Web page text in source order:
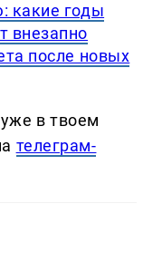
какие годы
внезапно
после новых
в твоем
телеграм-